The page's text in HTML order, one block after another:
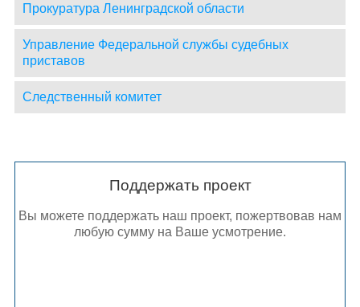
Прокуратура Ленинградской области
Управление Федеральной службы судебных
приставов
Следственный комитет
Поддержать проект
Вы можете поддержать наш проект, пожертвовав нам
любую сумму на Ваше усмотрение.